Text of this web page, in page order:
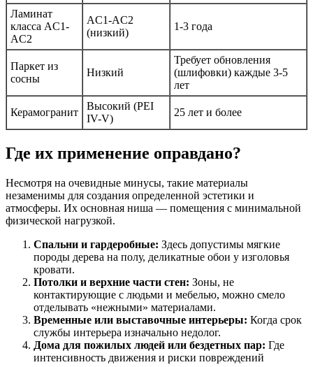
Ламинат
класса AC1-
AC2
AC1-AC2
(низкий)
1-3 года
Паркет из
сосны
Низкий
Требует обновления
(шлифовки) каждые 3-5
лет
Керамогранит
Высокий (PEI
IV-V)
25 лет и более
Где их применение оправдано?
Несмотря на очевидные минусы, такие материалы
незаменимы для создания определенной эстетики и
атмосферы. Их основная ниша — помещения с минимальной
физической нагрузкой.
Спальни и гардеробные: Здесь допустимы мягкие
породы дерева на полу, деликатные обои у изголовья
кровати.
Потолки и верхние части стен: Зоны, не
контактирующие с людьми и мебелью, можно смело
отделывать «нежными» материалами.
Временные или выставочные интерьеры: Когда срок
службы интерьера изначально недолог.
Дома для пожилых людей или бездетных пар: Где
интенсивность движения и риски повреждений